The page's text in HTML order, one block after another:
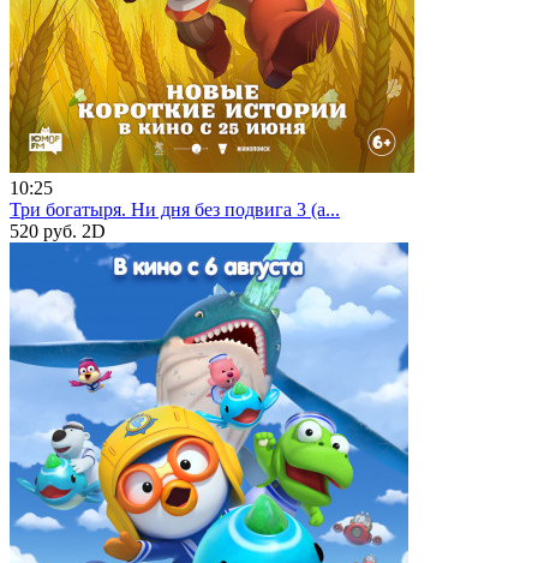
10:25
Три богатыря. Ни дня без подвига 3 (а...
520 руб. 2D